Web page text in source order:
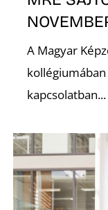
A Magyar
kapcsolatban...